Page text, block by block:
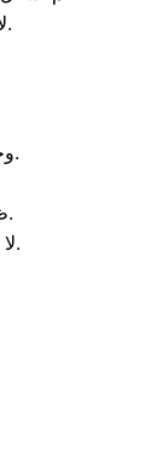
لا يتم توزيع الهواء بشكل صحيح.
وجود ثلج مكثف في الديب فريزر.
ظهور رسالة خطأ باللون الاحمر.
لا يعمل حتي بعد توصيلة بالكهرباء.